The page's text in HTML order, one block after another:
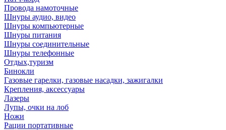
Провода намоточные
Шнуры аудио, видео
Шнуры компьютерные
Шнуры питания
Шнуры соединительные
Шнуры телефонные
Отдых,туризм
Бинокли
Газовые гарелки, газовые насадки, зажигалки
Крепления, аксессуары
Лазеры
Лупы, очки на лоб
Ножи
Рации портативные